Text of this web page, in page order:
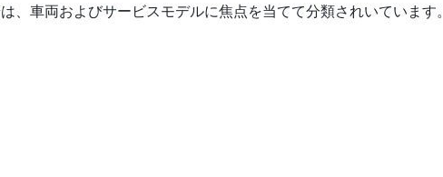
、車両およびサービスモデルに焦点を当てて分類されいています。